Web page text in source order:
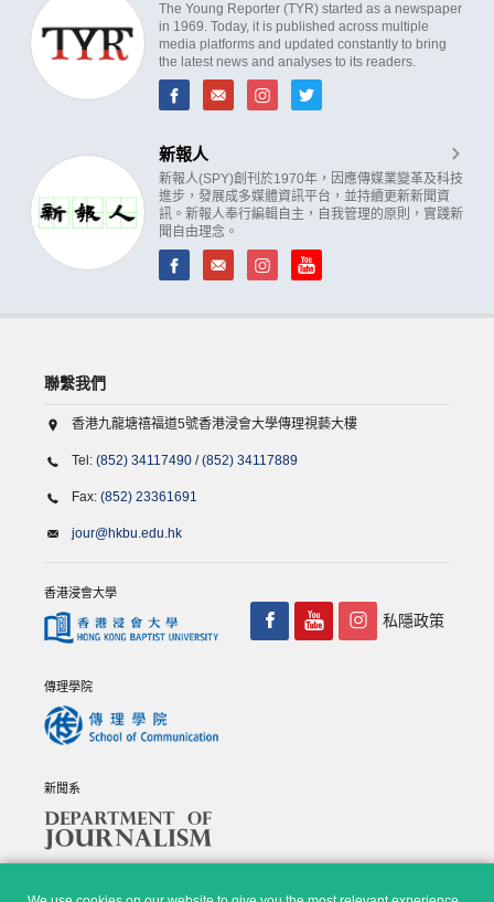
The Young Reporter (TYR) started as a newspaper
in 1969. Today, it is published across multiple
media platforms and updated constantly to bring
the latest news and analyses to its readers.
新報人
新報人(SPY)創刊於1970年，因應傳媒業變革及科技
進步，發展成多媒體資訊平台，並持續更新新聞資
訊。新報人奉行編輯自主，自我管理的原則，實踐新
聞自由理念。
聯繫我們
香港九龍塘禧福道5號香港浸會大學傳理視藝大樓
Tel: (852) 34117490 /(852) 34117889
Fax: (852) 23361691
jour@hkbu.edu.hk
香港浸會大學
傳理學院
新聞系
私隱政策